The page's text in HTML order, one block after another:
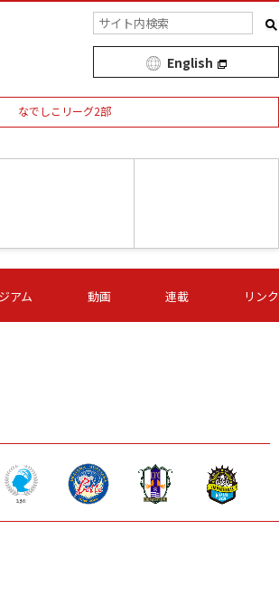
English
なでしこリーグ2部
第16節 09/06 (日) 15:00
-
第16節 09/06 (日) 15:00
-
アム 動画 連載 リンク